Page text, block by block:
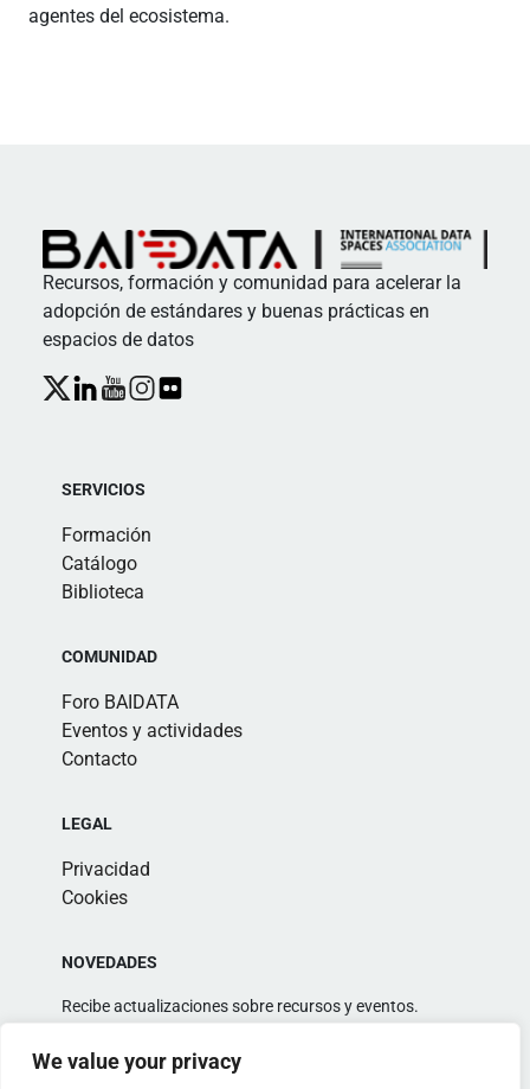
We value your privacy
agentes del ecosistema.
Recursos, formación y comunidad para acelerar la
adopción de estándares y buenas prácticas en
espacios de datos
SERVICIOS
Formación
Catálogo
Biblioteca
COMUNIDAD
Foro BAIDATA
Eventos y actividades
Contacto
LEGAL
Privacidad
Cookies
NOVEDADES
Recibe actualizaciones sobre recursos y eventos.